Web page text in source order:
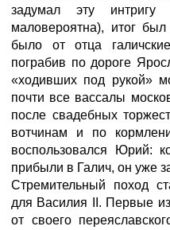
задумал эту
маловероятна), итог
было от отца
пограбив по дороге
«ходивших под рукой»
почти все вассалы
после свадебных
вотчинам и по
воспользовался Юрий:
прибыли в Галич, он уже
Стремительный поход
для Василия II. Первые
от своего